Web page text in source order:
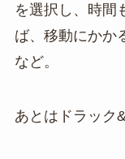
を選択し、時間
ば、移動にかか
など。
あとはドラック